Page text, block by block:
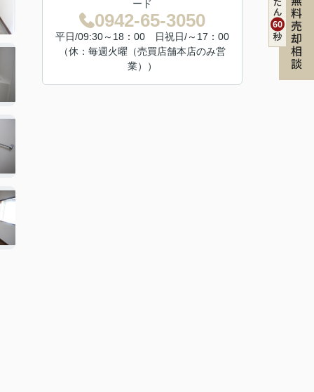
無料売却相談
ード
0942-65-3050
平日/09:30～18：00 日祝日/～17：00
（休：毎週火曜（売買店舗本店のみ営
業））